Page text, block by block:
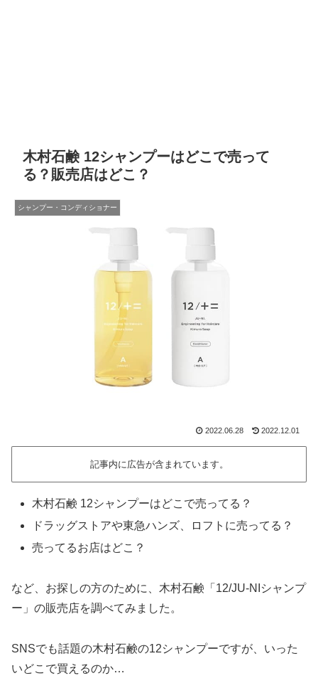
木村石鹸 12シャンプーはどこで売って
る？販売店はどこ？
シャンプー・コンディショナー
2022.06.28 2022.12.01
記事内に広告が含まれています。
木村石鹸 12シャンプーはどこで売ってる？
ドラッグストアや東急ハンズ、ロフトに売ってる？
売ってるお店はどこ？
など、お探しの方のために、木村石鹸「12/JU-NIシャンプ
ー」の販売店を調べてみました。
SNSでも話題の木村石鹸の12シャンプーですが、いった
いどこで買えるのか…